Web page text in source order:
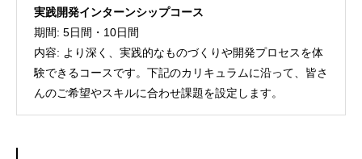
実践開発インターンシップコース
期間: 5日間・10日間
内容: より深く、実践的なものづくりや開発プロセスを体
験できるコースです。下記のカリキュラムに沿って、皆さ
んのご希望やスキルに合わせ課題を設定します。